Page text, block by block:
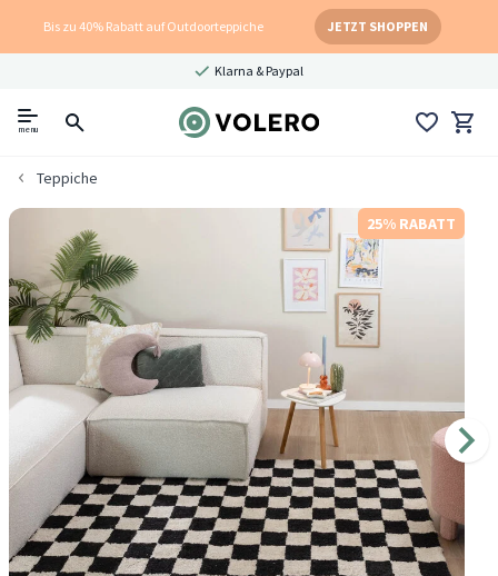
Bis zu 40% Rabatt auf Outdoorteppiche JETZT SHOPPEN
Klarna & Paypal
menu
Teppiche
25% RABATT